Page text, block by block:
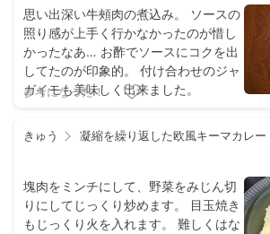
思い出深い牛頰肉の煮込み。 ソースの
照り感が上手く行かなかったのが惜し
かったなあ… お酢でソースにコクを出
してたのが印象的。 付け合わせのジャ
ガイモも美味しく出来ました。
参考になった！
きゅう 凝縮を繰り返した欧風キーマカレー
塊肉をミンチにして、野菜をみじん切
りにしてじっくり炒めます。 目玉焼き
もじっくり火を入れます。 難しくはな